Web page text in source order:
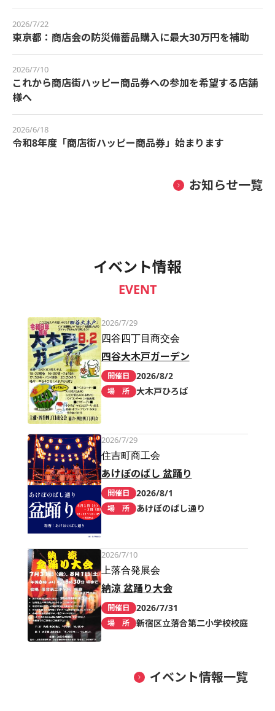
2026/7/22
東京都：商店会の防災備蓄品購入に最大30万円を補助
2026/7/10
これから商店街ハッピー商品券への参加を希望する店舗
様へ
2026/6/18
令和8年度「商店街ハッピー商品券」始まります
お知らせ一覧
イベント情報
EVENT
2026/7/29
四谷四丁目商交会
四谷大木戸ガーデン
開催日 2026/8/2
場 所 大木戸ひろば
2026/7/29
住吉町商工会
あけぼのばし 盆踊り
開催日 2026/8/1
場 所 あけぼのばし通り
2026/7/10
上落合発展会
納涼 盆踊り大会
開催日 2026/7/31
場 所 新宿区立落合第二小学校校庭
イベント情報一覧